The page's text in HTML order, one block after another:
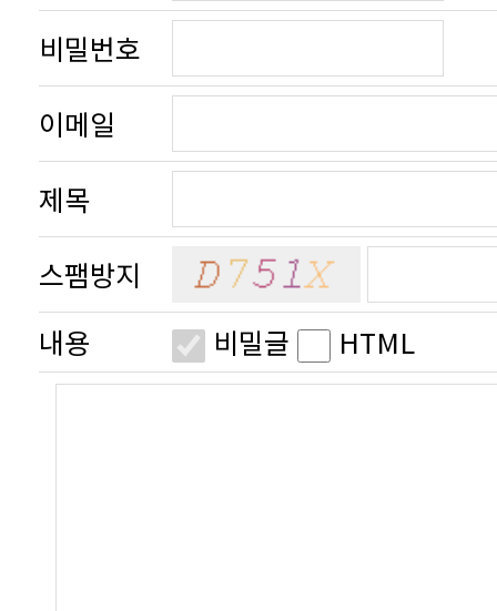
비밀번호
이메일
제목
스팸방지
내용
비밀글 HTML